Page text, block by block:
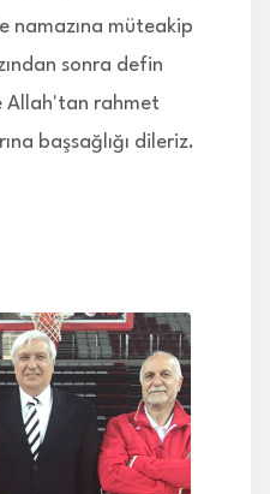
namazına müteakip
sonra defin
Allah'tan rahmet
başsağlığı dileriz.